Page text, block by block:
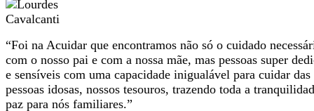
“Foi na Acuidar que encontramos não só o cuidado
com o nosso pai e com a nossa mãe, mas pessoas super
e sensíveis com uma capacidade inigualável para cuidar das
pessoas idosas, nossos tesouros, trazendo toda a
paz para nós familiares.”